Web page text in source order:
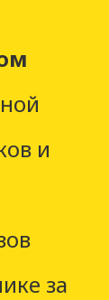
и
за